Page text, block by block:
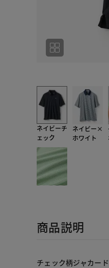
ネイビーチ
ェック
ネイビー×
ホワイト
商品説明
チェック柄ジャカー